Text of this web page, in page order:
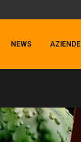
NEWS AZIENDE